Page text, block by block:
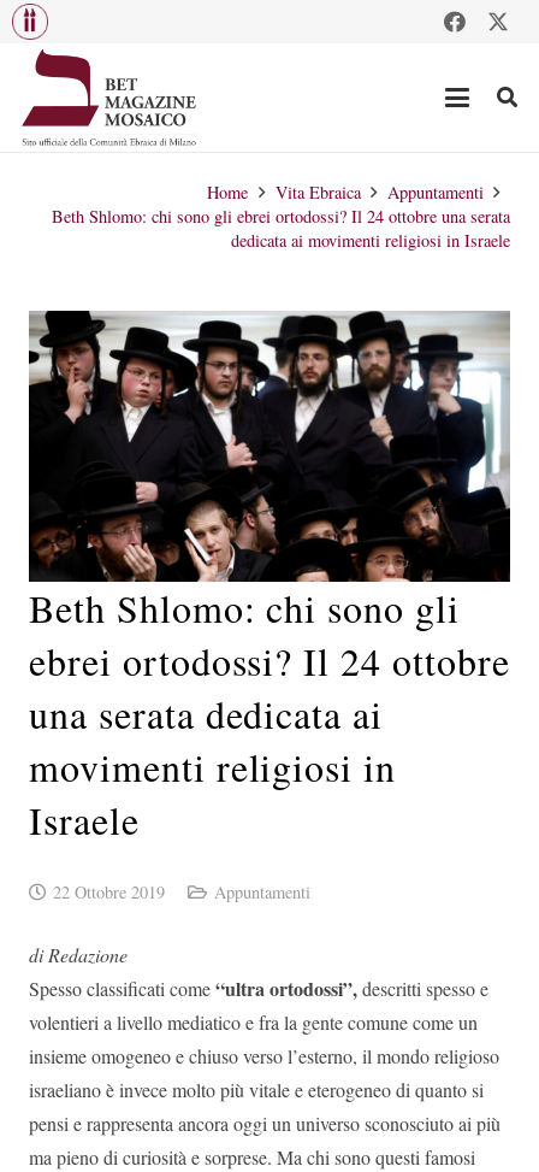
Home Vita Ebraica
Appuntamenti
Beth Shlomo: chi sono gli ebrei ortodossi? Il 24 ottobre una serata
dedicata ai movimenti religiosi in Israele
Beth Shlomo: chi sono gli
ebrei ortodossi? Il 24 ottobre
una serata dedicata ai
movimenti religiosi in
Israele
22 Ottobre 2019 Appuntamenti
di Redazione
Spesso classificati come“ultra ortodossi”,descritti spesso e
volentieri a livello mediatico e fra la gente comune come un
insieme omogeneo e chiuso verso l’esterno, il mondo religioso
israeliano è invece molto più vitale e eterogeneo di quanto si
pensi e rappresenta ancora oggi un universo sconosciuto ai più
ma pieno di curiosità e sorprese. Ma chi sono questi famosi